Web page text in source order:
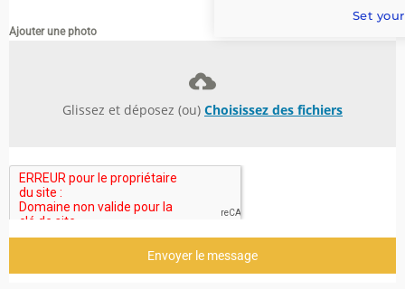
Ajouter une photo
Glissez et déposez (ou) Choisissez des fichiers
Envoyer le message
Set